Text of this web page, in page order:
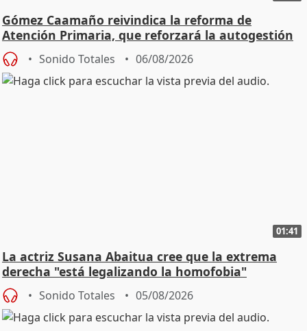
Gómez Caamaño reivindica la reforma de
Atención Primaria, que reforzará la autogestión
Sonido Totales 06/08/2026
01:41
La actriz Susana Abaitua cree que la extrema
derecha "está legalizando la homofobia"
Sonido Totales 05/08/2026